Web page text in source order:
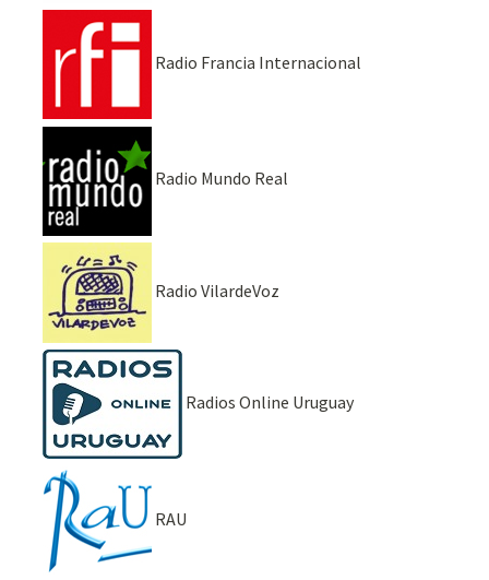
Radio Francia Internacional
Radio Mundo Real
Radio VilardeVoz
Radios Online Uruguay
RAU